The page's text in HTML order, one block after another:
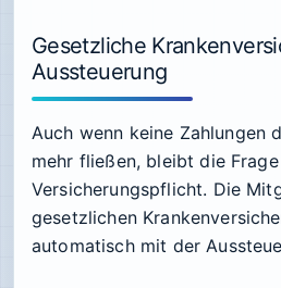
Gesetzliche
Aussteuerung
Auch wenn keine Zahlungen
mehr fließen, bleibt die
Versicherungspflicht. Die
gesetzlichen
automatisch mit der